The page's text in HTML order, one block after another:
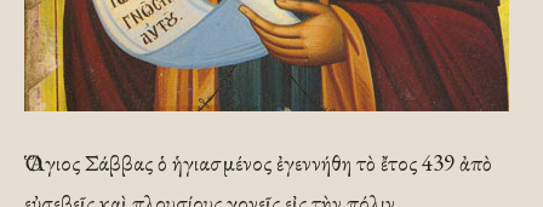
Ὁ Ἅγιος Σάββας ὁ ἡγιασμένος ἐγεννήθη τὸ ἔτος 439 ἀπὸ